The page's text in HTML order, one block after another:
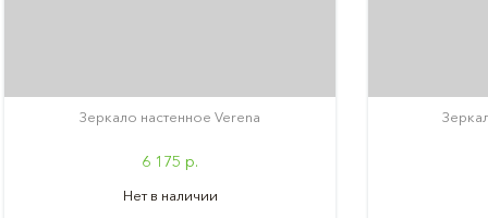
Зеркало настенное Verena
6 175 р.
Нет в наличии